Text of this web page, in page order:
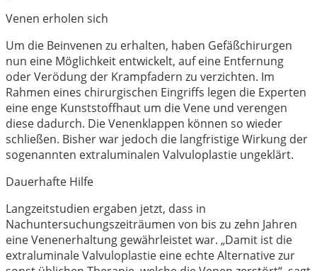
Venen erholen sich
Um die Beinvenen zu erhalten, haben Gefäßchirurgen
nun eine Möglichkeit entwickelt, auf eine Entfernung
oder Verödung der Krampfadern zu verzichten. Im
Rahmen eines chirurgischen Eingriffs legen die Experten
eine enge Kunststoffhaut um die Vene und verengen
diese dadurch. Die Venenklappen können so wieder
schließen. Bisher war jedoch die langfristige Wirkung der
sogenannten extraluminalen Valvuloplastie ungeklärt.
Dauerhafte Hilfe
Langzeitstudien ergaben jetzt, dass in
Nachuntersuchungszeiträumen von bis zu zehn Jahren
eine Venenerhaltung gewährleistet war. „Damit ist die
extraluminale Valvuloplastie eine echte Alternative zur